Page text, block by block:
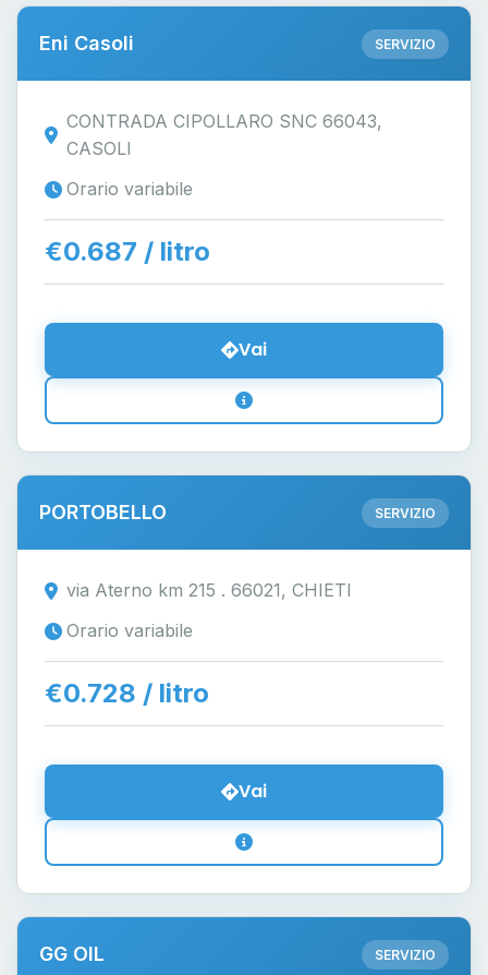
Eni Casoli SERVIZIO
CONTRADA CIPOLLARO SNC 66043,
CASOLI
Orario variabile
€0.687 / litro
Vai
PORTOBELLO SERVIZIO
via Aterno km 215 . 66021, CHIETI
Orario variabile
€0.728 / litro
Vai
GG OIL SERVIZIO